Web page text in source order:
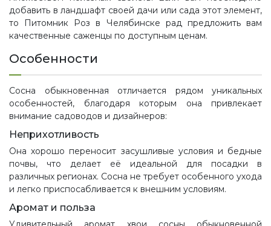
добавить в ландшафт своей дачи или сада этот элемент,
то Питомник Роз в Челябинске рад предложить вам
качественные саженцы по доступным ценам.
Особенности
Сосна обыкновенная отличается рядом уникальных
особенностей, благодаря которым она привлекает
внимание садоводов и дизайнеров:
Неприхотливость
Она хорошо переносит засушливые условия и бедные
почвы, что делает её идеальной для посадки в
различных регионах. Сосна не требует особенного ухода
и легко приспосабливается к внешним условиям.
Аромат и польза